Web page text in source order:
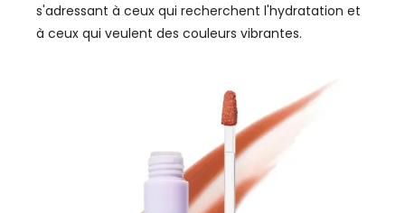
s'adressant à ceux qui recherchent l'hydratation et
à ceux qui veulent des couleurs vibrantes.